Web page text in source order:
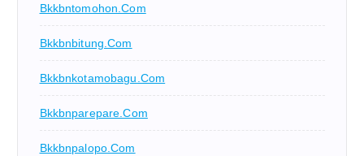
Bkkbntomohon.com
Bkkbnbitung.com
Bkkbnkotamobagu.com
Bkkbnparepare.com
Bkkbnpalopo.com